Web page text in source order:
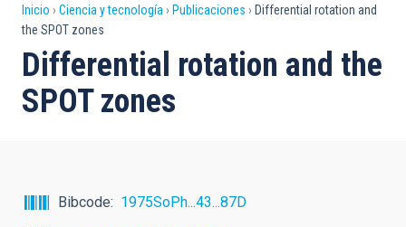
Sobrescribir
enlaces
de
ayuda
navegación
Inicio Ciencia y tecnología Publicaciones
Differential rotation and
the SPOT zones
Differential rotation and the
SPOT zones
Bibcode
1975SoPh...43...87D